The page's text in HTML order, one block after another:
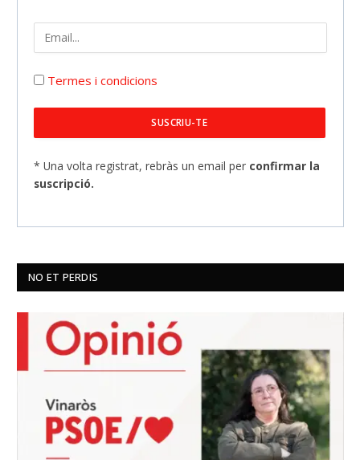
Termes i condicions
* Una volta registrat, rebràs un email per confirmar la
suscripció.
NO ET PERDIS